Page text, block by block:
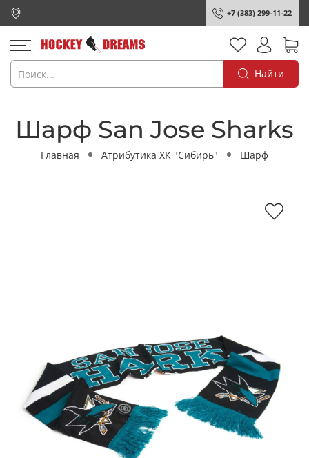
+7 (383) 299-11-22
Найти
Шарф San Jose Sharks
Главная Атрибутика ХК "Сибирь" Шарф